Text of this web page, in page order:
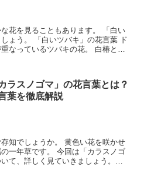
花を見ることもあります。 「白い
ょう。 「白いツバキ」の花言葉 ド
なっているツバキの花。 白椿と呼
カラスノゴマ」の花言葉とは？
葉を徹底解説
知でしょうか。 黄色い花を咲かせ
一年草です。 今回は「カラスノゴ
て、詳しく見ていきましょう。